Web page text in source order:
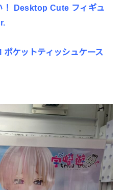
！ Desktop Cute フィギュ
ポケットティッシュケース